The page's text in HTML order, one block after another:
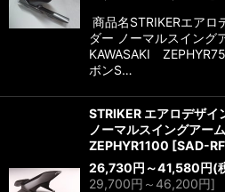
商品名STRIKERエアロ
ダー ノーマルスイング
KAWASAKI
ボンS…
STRIKER エアロデザイ
ノーマルスイングアー
ZEPHYR1100 [SAD-
26,730円 ～41,580円(
29,700円 ～46,200円]